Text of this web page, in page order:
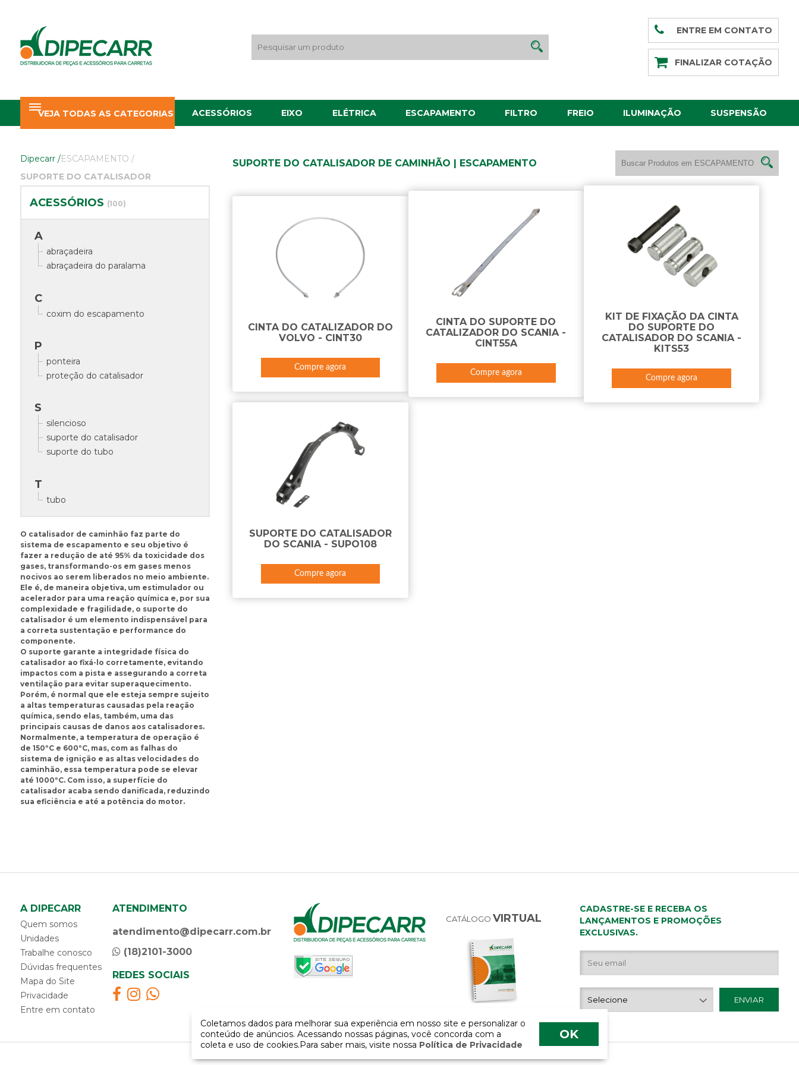
ENTRE EM CONTATO
FINALIZAR COTAÇÃO
VEJA TODAS AS CATEGORIAS ACESSÓRIOS EIXO ELÉTRICA ESCAPAMENTO FILTRO FREIO ILUMINAÇÃO SUSPENSÃO
Dipecarr /ESCAPAMENTO /
SUPORTE DO CATALISADOR
ACESSÓRIOS (100)
A
abraçadeira
abraçadeira do paralama
C
coxim do escapamento
P
ponteira
proteção do catalisador
S
silencioso
suporte do catalisador
suporte do tubo
T
tubo
O catalisador de caminhão faz parte do
sistema de escapamento e seu objetivo é
fazer a redução de até 95% da toxicidade dos
gases, transformando-os em gases menos
nocivos ao serem liberados no meio ambiente.
Ele é, de maneira objetiva, um estimulador ou
acelerador para uma reação química e, por sua
complexidade e fragilidade, o suporte do
catalisador é um elemento indispensável para
a correta sustentação e performance do
componente.
O suporte garante a integridade física do
catalisador ao fixá-lo corretamente, evitando
impactos com a pista e assegurando a correta
ventilação para evitar superaquecimento.
Porém, é normal que ele esteja sempre sujeito
a altas temperaturas causadas pela reação
química, sendo elas, também, uma das
principais causas de danos aos catalisadores.
Normalmente, a temperatura de operação é
de 150ºC e 600ºC, mas, com as falhas do
sistema de ignição e as altas velocidades do
caminhão, essa temperatura pode se elevar
até 1000ºC. Com isso, a superfície do
catalisador acaba sendo danificada, reduzindo
sua eficiência e até a potência do motor.
SUPORTE DO CATALISADOR DE CAMINHÃO | ESCAPAMENTO
CINTA DO CATALIZADOR DO
VOLVO - CINT30
Compre agora
CINTA DO SUPORTE DO
CATALIZADOR DO SCANIA -
CINT55A
Compre agora
KIT DE FIXAÇÃO DA CINTA
DO SUPORTE DO
CATALISADOR DO SCANIA -
KITS53
Compre agora
SUPORTE DO CATALISADOR
DO SCANIA - SUPO108
Compre agora
A DIPECARR
Quem somos
Unidades
Trabalhe conosco
Dúvidas frequentes
Mapa do Site
Privacidade
Entre em contato
ATENDIMENTO
atendimento@dipecarr.com.br
(18)2101-3000
REDES SOCIAIS
CATÁLOGO VIRTUAL
CADASTRE-SE E RECEBA OS
LANÇAMENTOS E PROMOÇÕES
EXCLUSIVAS.
Coletamos dados para melhorar sua experiência em nosso site e personalizar o
conteúdo de anúncios. Acessando nossas páginas, você concorda com a
coleta e uso de cookies.Para saber mais, visite nossa Política de Privacidade
OK